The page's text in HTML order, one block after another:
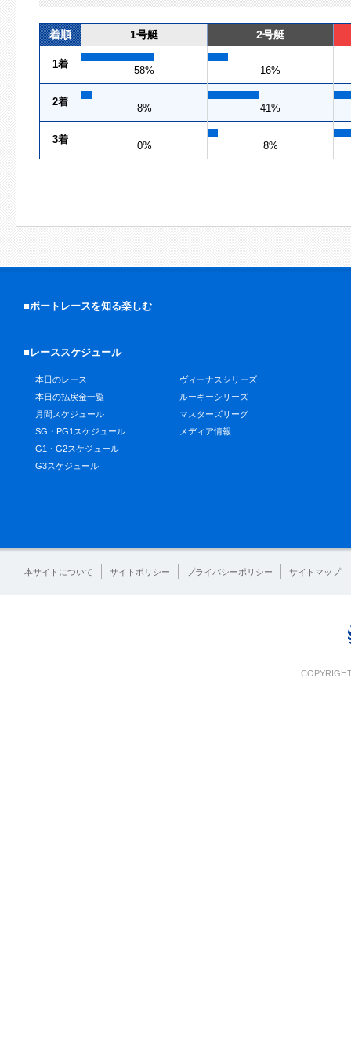
着順 1号艇 2号艇
1着
58% 16%
2着
8% 41%
3着
0% 8%
■ボートレースを知る楽しむ
■レーススケジュール
本日のレース
本日の払戻金一覧
月間スケジュール
SG・PG1スケジュール
G1・G2スケジュール
G3スケジュール
ヴィーナスシリーズ
ルーキーシリーズ
マスターズリーグ
メディア情報
本サイトについて サイトポリシー プライバシーポリシー サイトマップ